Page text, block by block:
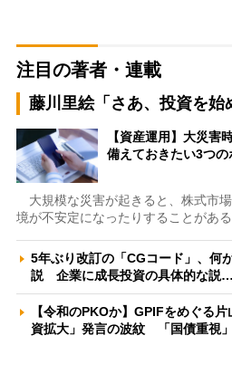
注目の著者・連載
藤川里絵「さあ、投資を始
【資産運用】大災害
備えておきたい3つ
大規模な災害が起きると、株式市
境が不安定になったりすることがあ
5年ぶり改訂の「CGコード」、何
説 企業に成長投資の具体的な説…
【令和のPKOか】GPIFをめぐる
資拡大」発言の波紋 「国債重視